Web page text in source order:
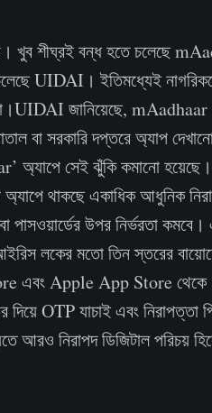
খুব শীঘ্রই বন্ধ হতে চলেছে
UIDAI। ইতিমধ্যেই
জানিয়েছে, mAadhaar
বা সরকারি দপ্তরে অ্যাপ
অ্যাপে সেই ঝুঁকি কমানো হয়েছে।
থাকছে একাধিক আধুনিক
পাসওয়ার্ডের উপর নির্ভরতা
লকের মতো তিন স্তরের
এবং Apple App Store থেকে
OTP যাচাই এবং নিরাপত্তা
আরও নিরাপদ ডিজিটাল পরিচয়